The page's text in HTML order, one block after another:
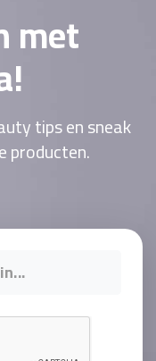
met
tips en sneak
producten.